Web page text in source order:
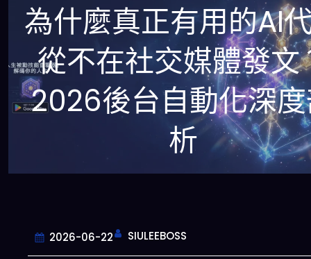
為什麼真正有用的AI
從不在社交媒體發文
2026後台自動化深
析
2026-06-22 SIULEEBOSS